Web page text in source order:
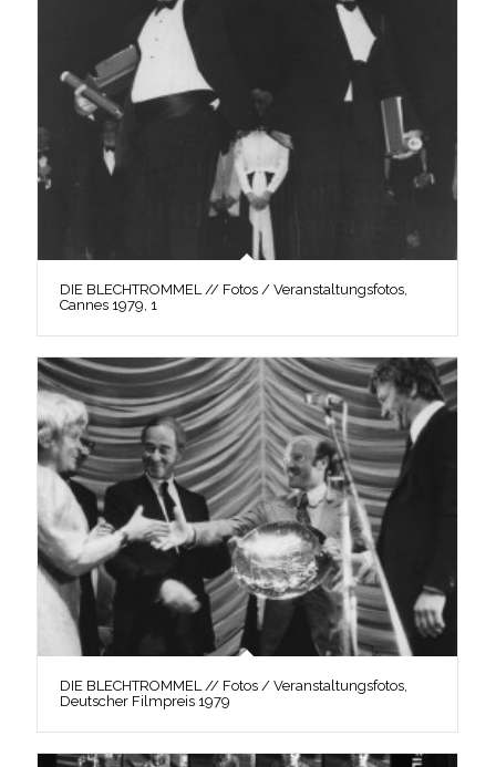
DIE BLECHTROMMEL // Fotos / Veranstaltungsfotos,
Cannes 1979, 1
DIE BLECHTROMMEL // Fotos / Veranstaltungsfotos,
Deutscher Filmpreis 1979